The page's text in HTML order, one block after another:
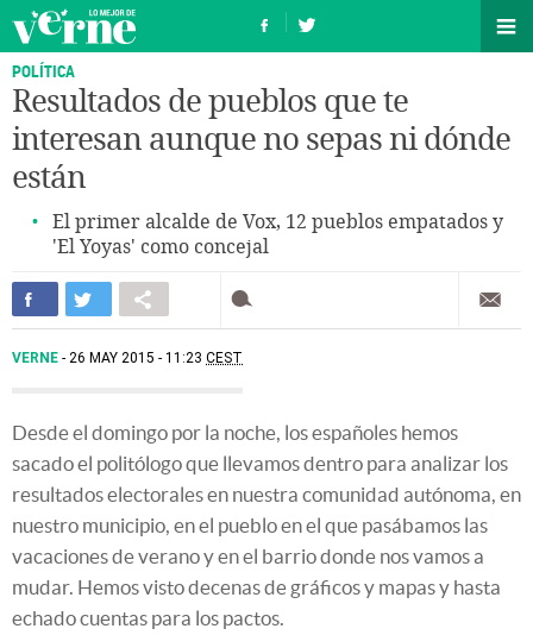
POLÍTICA
Resultados de pueblos que te
interesan aunque no sepas ni dónde
están
El primer alcalde de Vox, 12 pueblos empatados y
'El Yoyas' como concejal
VERNE 26 MAY 2015 - 11:23 CEST
Desde el domingo por la noche, los españoles hemos
sacado el politólogo que llevamos dentro para analizar los
resultados electorales en nuestra comunidad autónoma, en
nuestro municipio, en el pueblo en el que pasábamos las
vacaciones de verano y en el barrio donde nos vamos a
mudar. Hemos visto decenas de gráficos y mapas y hasta
echado cuentas para los pactos.